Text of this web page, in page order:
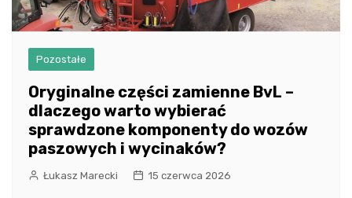
Pozostałe
Oryginalne części zamienne BvL –
dlaczego warto wybierać
sprawdzone komponenty do wozów
paszowych i wycinaków?
Łukasz Marecki 15 czerwca 2026